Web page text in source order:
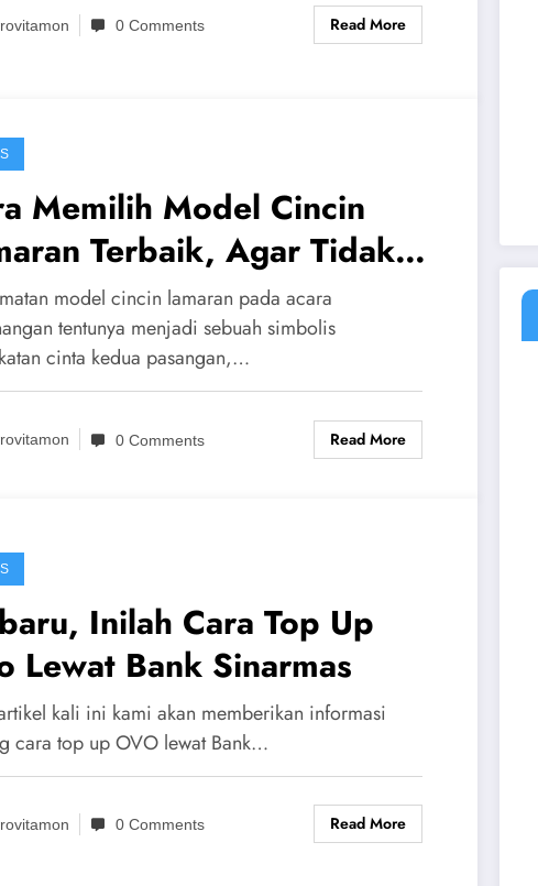
0 Comments Read More
Memilih Model Cincin
Terbaik, Agar Tidak
model cincin lamaran pada acara
tentunya menjadi sebuah simbolis
cinta kedua pasangan,…
0 Comments Read More
Inilah Cara Top Up
Lewat Bank Sinarmas
kali ini kami akan memberikan informasi
cara top up OVO lewat Bank…
0 Comments Read More